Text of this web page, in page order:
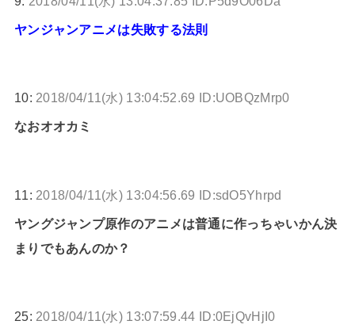
ヤンジャンアニメは失敗する法則
10: 2018/04/11(水) 13:04:52.69 ID:UOBQzMrp0
なおオオカミ
11: 2018/04/11(水) 13:04:56.69 ID:sdO5Yhrpd
ヤングジャンプ原作のアニメは普通に作っちゃいかん決
まりでもあんのか？
25: 2018/04/11(水) 13:07:59.44 ID:0EjQvHjI0